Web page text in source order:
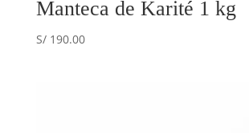
Manteca de Karité 1 kg
S/190.00